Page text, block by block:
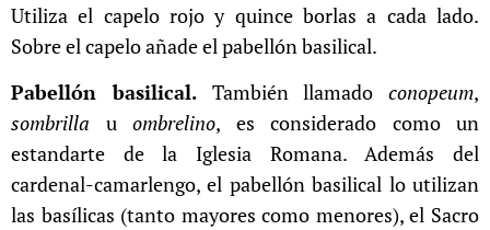
Utiliza el capelo rojo y quince borlas a cada lado.
Sobre el capelo añade el pabellón basilical.
Pabellón basilical.
También llamado conopeum,
sombrilla u ombrelino, es considerado como un
estandarte de la Iglesia Romana. Además del
cardenal-camarlengo, el pabellón basilical lo utilizan
las basílicas (tanto mayores como menores), el Sacro